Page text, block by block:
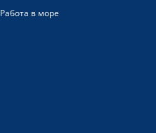
Работа в море